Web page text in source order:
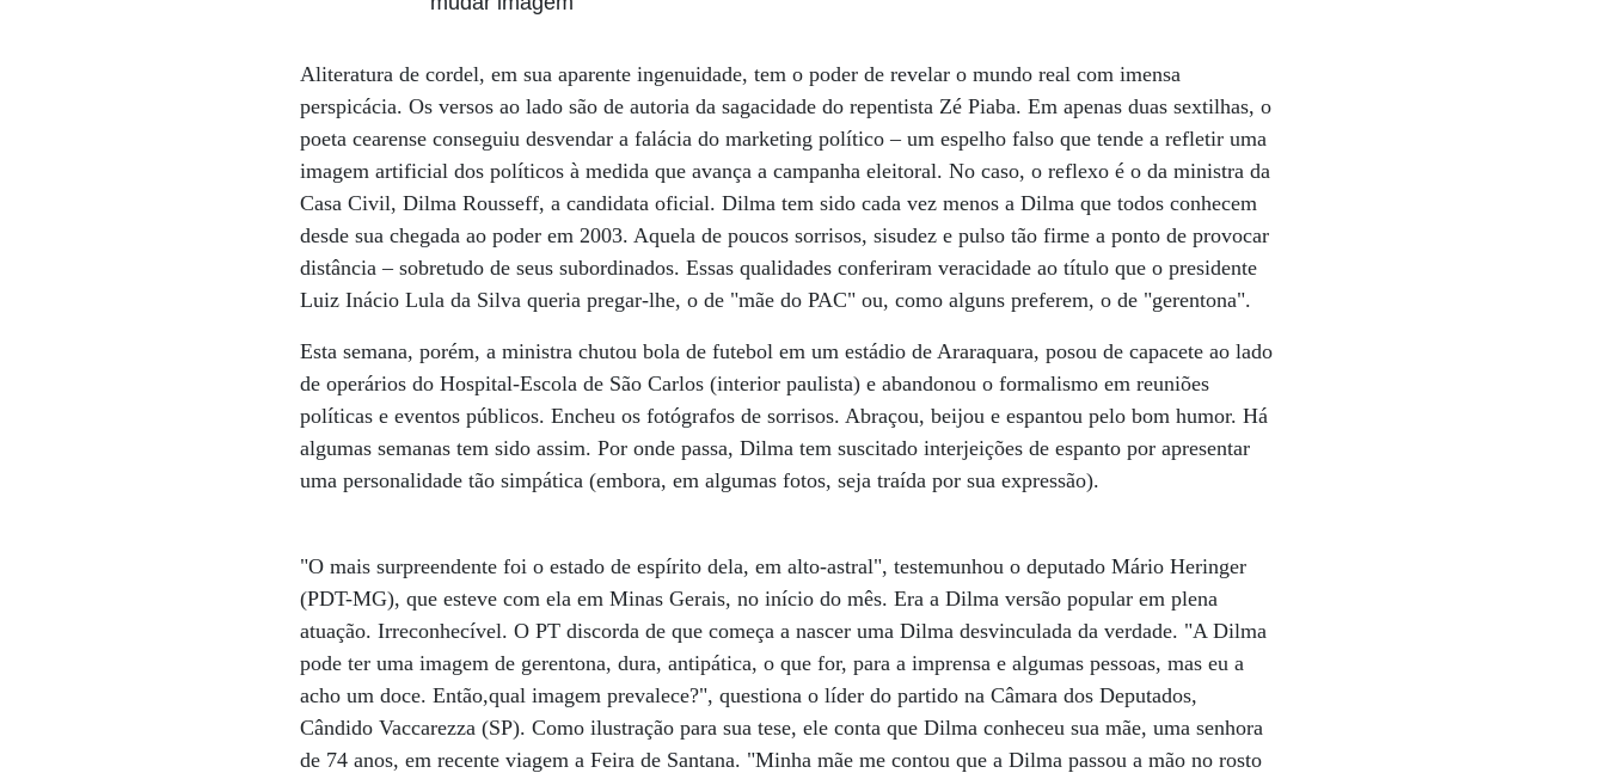
Aliteratura de cordel, em sua aparente ingenuidade, tem o poder de revelar o mundo real com imensa
perspicácia. Os versos ao lado são de autoria da sagacidade do repentista Zé Piaba. Em apenas duas sextilhas, o
poeta cearense conseguiu desvendar a falácia do marketing político – um espelho falso que tende a refletir uma
imagem artificial dos políticos à medida que avança a campanha eleitoral. No caso, o reflexo é o da ministra da
Casa Civil, Dilma Rousseff, a candidata oficial. Dilma tem sido cada vez menos a Dilma que todos conhecem
desde sua chegada ao poder em 2003. Aquela de poucos sorrisos, sisudez e pulso tão firme a ponto de provocar
distância – sobretudo de seus subordinados. Essas qualidades conferiram veracidade ao título que o presidente
Luiz Inácio Lula da Silva queria pregar-lhe, o de "mãe do PAC" ou, como alguns preferem, o de "gerentona".
Esta semana, porém, a ministra chutou bola de futebol em um estádio de Araraquara, posou de capacete ao lado
de operários do Hospital-Escola de São Carlos (interior paulista) e abandonou o formalismo em reuniões
políticas e eventos públicos. Encheu os fotógrafos de sorrisos. Abraçou, beijou e espantou pelo bom humor. Há
algumas semanas tem sido assim. Por onde passa, Dilma tem suscitado interjeições de espanto por apresentar
uma personalidade tão simpática (embora, em algumas fotos, seja traída por sua expressão).
"O mais surpreendente foi o estado de espírito dela, em alto-astral", testemunhou o deputado Mário Heringer
(PDT-MG), que esteve com ela em Minas Gerais, no início do mês. Era a Dilma versão popular em plena
atuação. Irreconhecível. O PT discorda de que começa a nascer uma Dilma desvinculada da verdade. "A Dilma
pode ter uma imagem de gerentona, dura, antipática, o que for, para a imprensa e algumas pessoas, mas eu a
acho um doce. Então,qual imagem prevalece?", questiona o líder do partido na Câmara dos Deputados,
Cândido Vaccarezza (SP). Como ilustração para sua tese, ele conta que Dilma conheceu sua mãe, uma senhora
de 74 anos, em recente viagem a Feira de Santana. "Minha mãe me contou que a Dilma passou a mão no rosto